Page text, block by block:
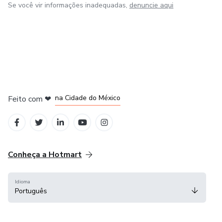
Se você vir informações inadequadas, denuncie aqui
Feito com ❤ na Cidade do México
Conheça a Hotmart
Idioma
Português